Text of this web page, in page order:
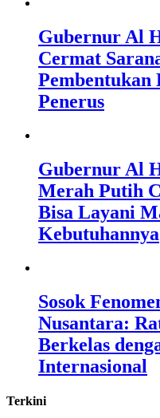
Gubernur Al
Cermat
Penerus
Gubernur Al
Merah Putih
Bisa Layani
Kebutuhannya
Sosok
Nusantara:
Berkelas
Internasional
Terkini